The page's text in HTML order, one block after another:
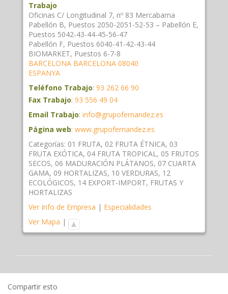
Trabajo
Oficinas C/ Longitudinal 7, nº 83 Mercabarna
Pabellón B, Puestos 2050-2051-52-53 – Pabellón E,
Puestos 5042-43-44-45-56-47
Pabellón F, Puestos 6040-41-42-43-44
BIOMARKET, Puestos 6-7-8
BARCELONA BARCELONA 08040
ESPANYA
Teléfono Trabajo: 93 262 66 90
Fax Trabajo: 93 556 49 04
Email Trabajo: info@grupofernandez.es
Página web: www.grupofernandez.es
Categorías: 01 FRUTA, 02 FRUTA ÉTNICA, 03
FRUTA EXÓTICA, 04 FRUTA TROPICAL, 05 FRUTOS
SECOS, 06 MADURACIÓN PLÁTANOS, 07 CUARTA
GAMA, 09 HORTALIZAS, 10 VERDURAS, 12
ECOLÓGICOS, 14 EXPORT-IMPORT, FRUTAS Y
HORTALIZAS
Ver Info de Empresa | Especialidades
Ver Mapa |
Compartir esto